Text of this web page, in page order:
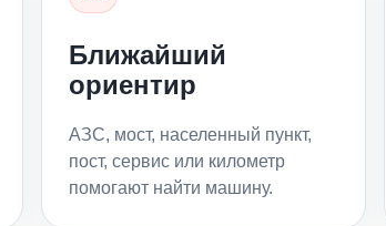
Ближайший
ориентир
АЗС, мост, населенный пункт,
пост, сервис или километр
помогают найти машину.